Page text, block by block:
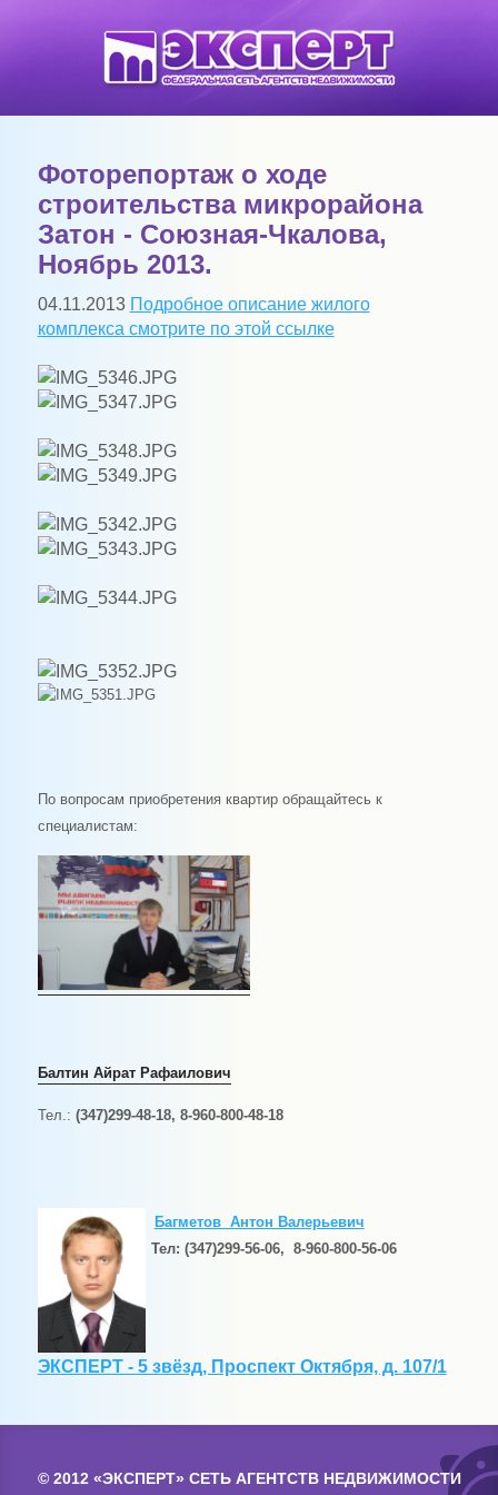
Фоторепортаж о ходе
строительства микрорайона
Затон - Союзная-Чкалова,
Ноябрь 2013.
04.11.2013 Подробное описание жилого
комплекса смотрите по этой ссылке
По вопросам приобретения квартир обращайтесь к
специалистам:
Балтин Айрат Рафаилович
Тел.: (347)299-48-18, 8-960-800-48-18
Багметов Антон Валерьевич
Тел: (347)299-56-06, 8-960-800-56-06
ЭКСПЕРТ - 5 звёзд, Проспект Октября, д. 107/1
© 2012 «ЭКСПЕРТ» СЕТЬ АГЕНТСТВ НЕДВИЖИМОСТИ